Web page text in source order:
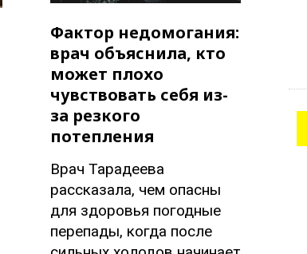
Фактор недомогания:
врач объяснила, кто
может плохо
чувствовать себя из-
за резкого
потепления
Врач Тарадеева
рассказала, чем опасны
для здоровья погодные
перепады, когда после